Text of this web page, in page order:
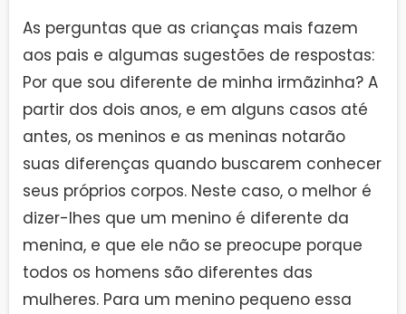
As perguntas que as crianças mais fazem
aos pais e algumas sugestões de respostas:
Por que sou diferente de minha irmãzinha? A
partir dos dois anos, e em alguns casos até
antes, os meninos e as meninas notarão
suas diferenças quando buscarem conhecer
seus próprios corpos. Neste caso, o melhor é
dizer-lhes que um menino é diferente da
menina, e que ele não se preocupe porque
todos os homens são diferentes das
mulheres. Para um menino pequeno essa